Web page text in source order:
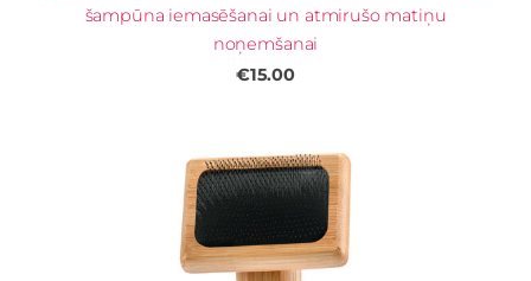
šampūna iemasēšanai un atmirušo matiņu
noņemšanai
€15.00